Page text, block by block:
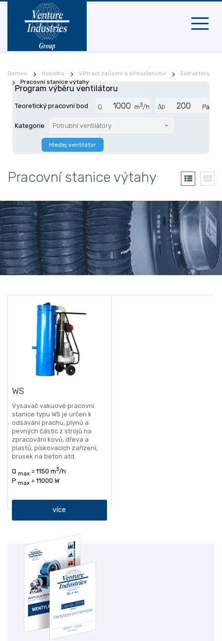
Mobilní
Domov Nabídka Větrací zařízení a příslušenství
Extraktory
Pracovní stanice výtahy
Program výběru ventilátoru
Teoretický pracovní bod Q m3/h Δp Pa
Kategorie Potrubní ventilátory
Hledej ventilátor
Pracovní stanice výtahy
WS
Vysavač vakuové pracovní
stanice typu WS je určen k
odsávání prachu, plynů a
pevných částic z strojů na
zpracování kovů, dřeva a
plastů, pískovacích zařízení,
brusek na beton atd.
Q max = 1150 m3/h
P max = 11000 W
více